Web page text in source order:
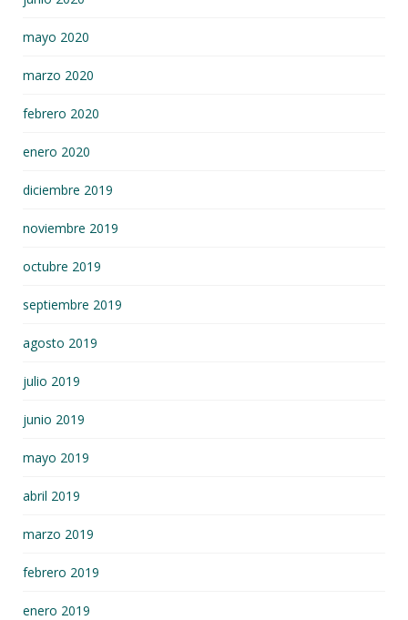
mayo 2020
marzo 2020
febrero 2020
enero 2020
diciembre 2019
noviembre 2019
octubre 2019
septiembre 2019
agosto 2019
julio 2019
junio 2019
mayo 2019
abril 2019
marzo 2019
febrero 2019
enero 2019